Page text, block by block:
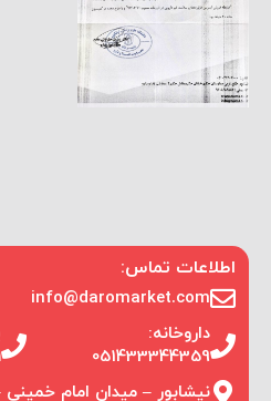
اطلاعات تماس:
info@daromarket.com
داروخانه:
051433344359
نیشابور – میدان امام